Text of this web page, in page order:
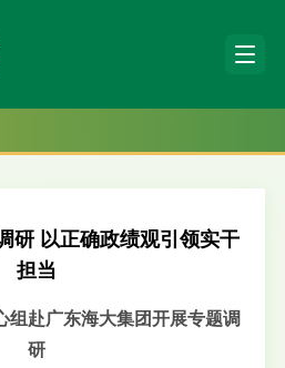
研 以正确政绩观引领实干
担当
组赴广东海大集团开展专题调
研